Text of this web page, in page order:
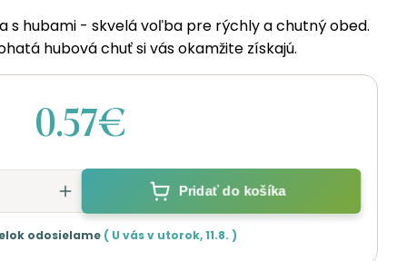
s hubami - skvelá voľba pre rýchly a chutný obed.
hubová chuť si vás okamžite získajú.
0.57€
Pridať do košíka
odosielame ( U vás v utorok,11.8. )